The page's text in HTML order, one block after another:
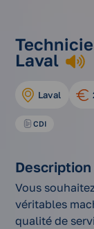
Vos
avantages
Nos
conseils
Espace
entreprise
Accueil
nos
offres
d'emplois
Laval
Laval
CDI
Vous
véritables
qualité de